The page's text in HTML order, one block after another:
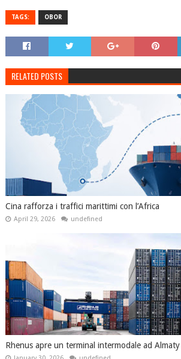
TAGS: OBOR
RELATED POSTS
Cina rafforza i traffici marittimi con l’Africa
April 29, 2026 undefined
Rhenus apre un terminal intermodale ad Almaty